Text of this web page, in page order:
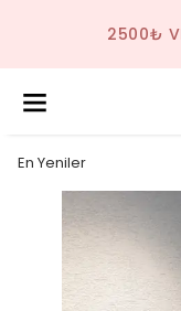
2500₺
En Yeniler